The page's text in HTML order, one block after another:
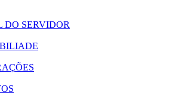
DO SERVIDOR